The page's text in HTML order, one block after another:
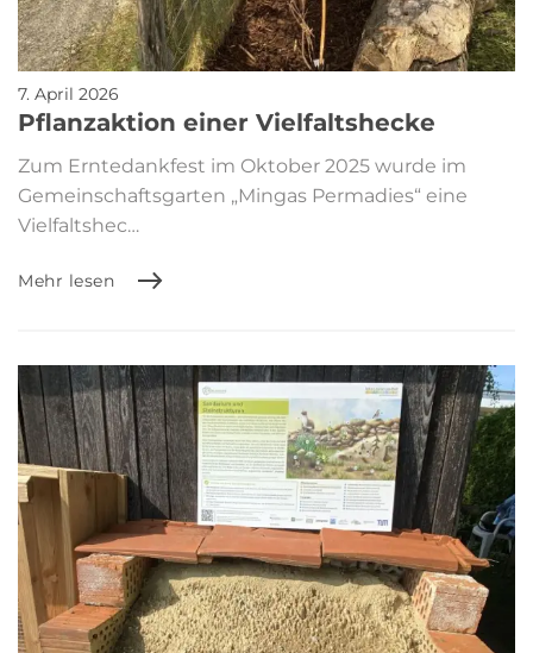
7. April 2026
Pflanzaktion einer Vielfaltshecke
Zum Erntedankfest im Oktober 2025 wurde im
Gemeinschaftsgarten „Mingas Permadies“ eine
Vielfaltshec…
Mehr lesen